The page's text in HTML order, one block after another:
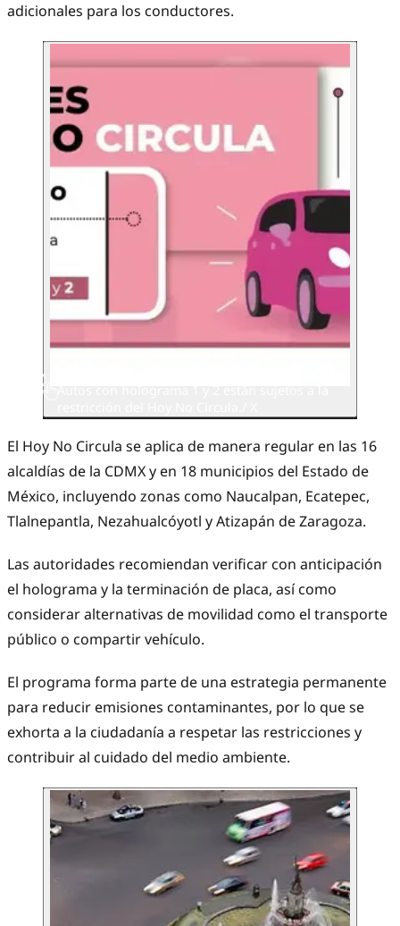
adicionales para los conductores.
El Hoy No Circula se aplica de manera regular en las 16
alcaldías de la CDMX y en 18 municipios del Estado de
México, incluyendo zonas como Naucalpan, Ecatepec,
Tlalnepantla, Nezahualcóyotl y Atizapán de Zaragoza.
Las autoridades recomiendan verificar con anticipación
el holograma y la terminación de placa, así como
considerar alternativas de movilidad como el transporte
público o compartir vehículo.
El programa forma parte de una estrategia permanente
para reducir emisiones contaminantes, por lo que se
exhorta a la ciudadanía a respetar las restricciones y
contribuir al cuidado del medio ambiente.